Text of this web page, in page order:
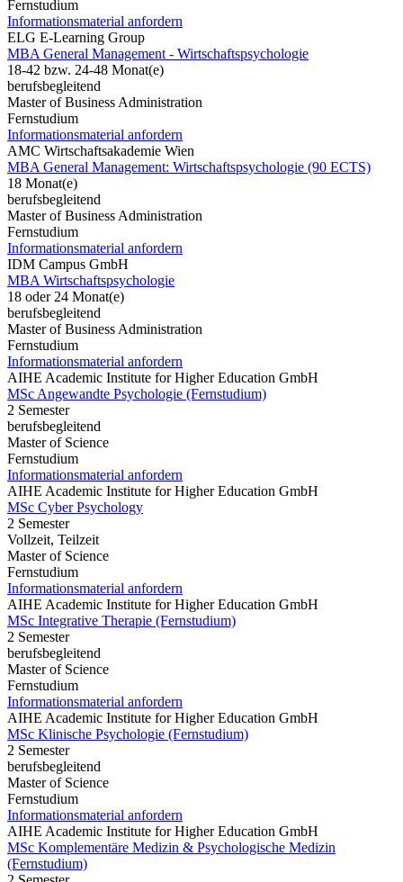
Fernstudium
Informationsmaterial anfordern
ELG E-Learning Group
MBA General Management - Wirtschaftspsychologie
18-42 bzw. 24-48 Monat(e)
berufsbegleitend
Master of Business Administration
Fernstudium
Informationsmaterial anfordern
AMC Wirtschaftsakademie Wien
MBA General Management: Wirtschaftspsychologie (90 ECTS)
18 Monat(e)
berufsbegleitend
Master of Business Administration
Fernstudium
Informationsmaterial anfordern
IDM Campus GmbH
MBA Wirtschaftspsychologie
18 oder 24 Monat(e)
berufsbegleitend
Master of Business Administration
Fernstudium
Informationsmaterial anfordern
AIHE Academic Institute for Higher Education GmbH
MSc Angewandte Psychologie (Fernstudium)
2 Semester
berufsbegleitend
Master of Science
Fernstudium
Informationsmaterial anfordern
AIHE Academic Institute for Higher Education GmbH
MSc Cyber Psychology
2 Semester
Vollzeit, Teilzeit
Master of Science
Fernstudium
Informationsmaterial anfordern
AIHE Academic Institute for Higher Education GmbH
MSc Integrative Therapie (Fernstudium)
2 Semester
berufsbegleitend
Master of Science
Fernstudium
Informationsmaterial anfordern
AIHE Academic Institute for Higher Education GmbH
MSc Klinische Psychologie (Fernstudium)
2 Semester
berufsbegleitend
Master of Science
Fernstudium
Informationsmaterial anfordern
AIHE Academic Institute for Higher Education GmbH
MSc Komplementäre Medizin & Psychologische Medizin
(Fernstudium)